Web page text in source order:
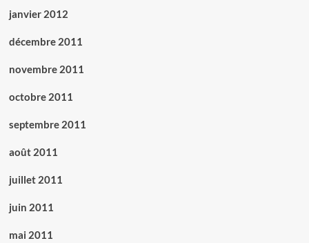
janvier 2012
décembre 2011
novembre 2011
octobre 2011
septembre 2011
août 2011
juillet 2011
juin 2011
mai 2011